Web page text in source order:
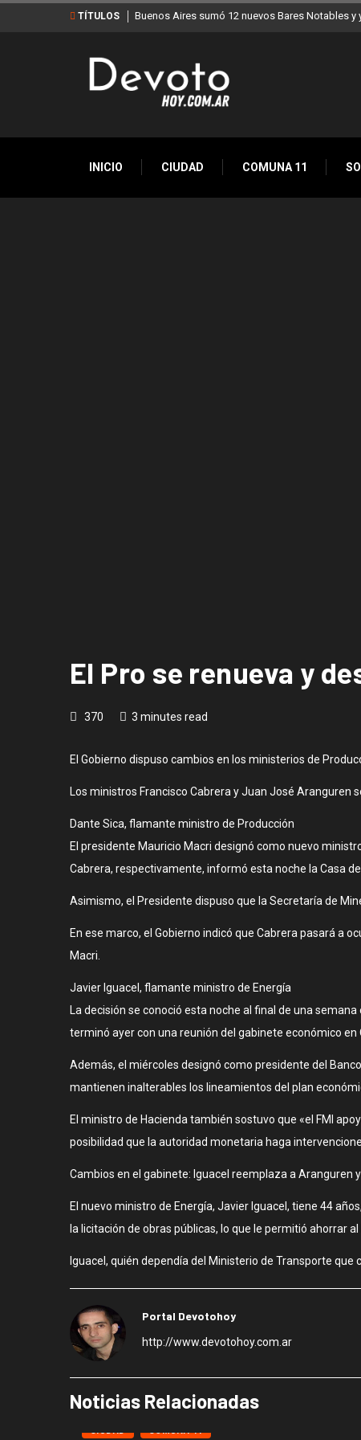
TÍTULOS Buenos Aires sumó 12 nuevos Bares Notables y
INICIO CIUDAD COMUNA 11
El Pro se renueva y
370 3 minutes read
El Gobierno dispuso cambios en los ministerios de
Los ministros Francisco Cabrera y Juan José Aranguren
Dante Sica, flamante ministro de Producción
El presidente Mauricio Macri designó como nuevo
Cabrera, respectivamente, informó esta noche la Casa de
Asimismo, el Presidente dispuso que la Secretaría de
En ese marco, el Gobierno indicó que Cabrera pasará a
Macri.
Javier Iguacel, flamante ministro de Energía
La decisión se conoció esta noche al final de una
terminó ayer con una reunión del gabinete económico
Además, el miércoles designó como presidente del
mantienen inalterables los lineamientos del plan
El ministro de Hacienda también sostuvo que «el FMI
posibilidad que la autoridad monetaria haga
Cambios en el gabinete: Iguacel reemplaza a Aranguren
El nuevo ministro de Energía, Javier Iguacel, tiene 44
la licitación de obras públicas, lo que le permitió ahorrar
Iguacel, quién dependía del Ministerio de Transporte
Portal Devotohoy
http://www.devotohoy.com.ar
Noticias Relacionadas
CIUDAD COMUNA 11